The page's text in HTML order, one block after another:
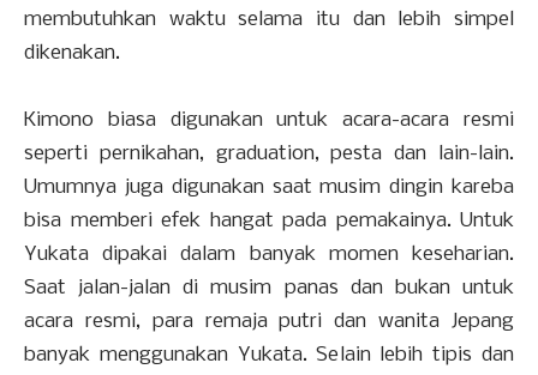
membutuhkan waktu selama itu dan lebih simpel
dikenakan.
Kimono biasa digunakan untuk acara-acara resmi
seperti pernikahan, graduation, pesta dan lain-lain.
Umumnya juga digunakan saat musim dingin kareba
bisa memberi efek hangat pada pemakainya. Untuk
Yukata dipakai dalam banyak momen keseharian.
Saat jalan-jalan di musim panas dan bukan untuk
acara resmi, para remaja putri dan wanita Jepang
banyak menggunakan Yukata. Selain lebih tipis dan